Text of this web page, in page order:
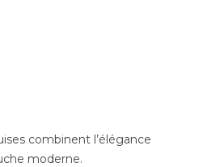
combinent l’élégance
moderne.